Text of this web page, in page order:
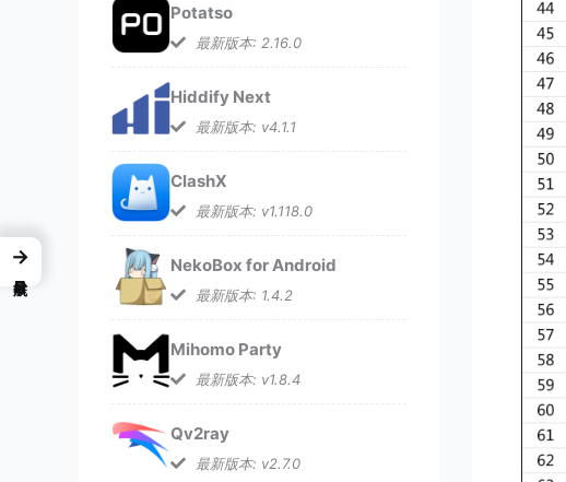
Potatso
最新版本: 2.16.0
Hiddify Next
最新版本: v4.1.1
ClashX
最新版本: v1.118.0
NekoBox for Android
最新版本: 1.4.2
Mihomo Party
最新版本: v1.8.4
Qv2ray
最新版本: v2.7.0
→